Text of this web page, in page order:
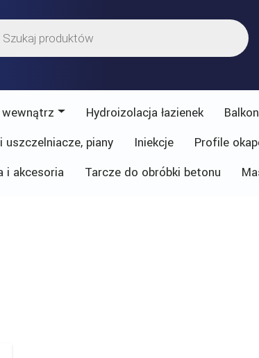
Hydroizolacja łazienek
uszczelniacze, piany Iniekcje Profile
i akcesoria Tarcze do obróbki betonu